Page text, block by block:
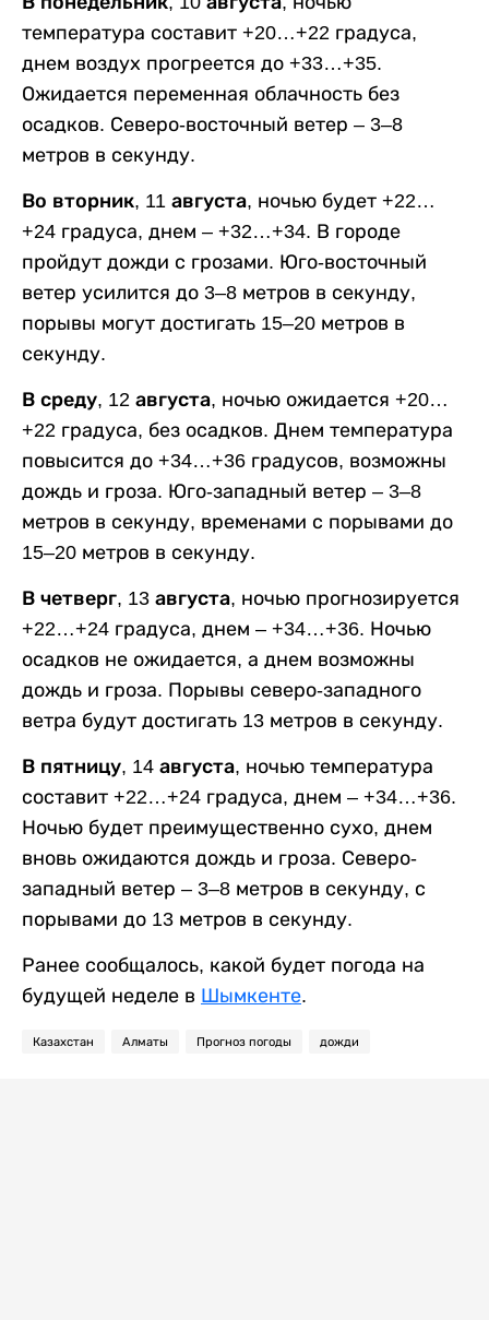
температура составит +20…+22 градуса,
днем воздух прогреется до +33…+35.
Ожидается переменная облачность без
осадков. Северо-восточный ветер – 3–8
метров в секунду.
Во вторник, 11 августа, ночью будет +22…
+24 градуса, днем – +32…+34. В городе
пройдут дожди с грозами. Юго-восточный
ветер усилится до 3–8 метров в секунду,
порывы могут достигать 15–20 метров в
секунду.
В среду, 12 августа, ночью ожидается +20…
+22 градуса, без осадков. Днем температура
повысится до +34…+36 градусов, возможны
дождь и гроза. Юго-западный ветер – 3–8
метров в секунду, временами с порывами до
15–20 метров в секунду.
В четверг, 13 августа, ночью прогнозируется
+22…+24 градуса, днем – +34…+36. Ночью
осадков не ожидается, а днем возможны
дождь и гроза. Порывы северо-западного
ветра будут достигать 13 метров в секунду.
В пятницу, 14 августа, ночью температура
составит +22…+24 градуса, днем – +34…+36.
Ночью будет преимущественно сухо, днем
вновь ожидаются дождь и гроза. Северо-
западный ветер – 3–8 метров в секунду, с
порывами до 13 метров в секунду.
Ранее сообщалось, какой будет погода на
будущей неделе в Шымкенте.
Казахстан Алматы Прогноз погоды дожди